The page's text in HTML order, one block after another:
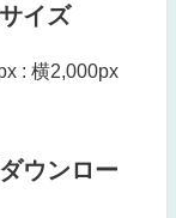
イズ
: 横2,000px
ウンロー